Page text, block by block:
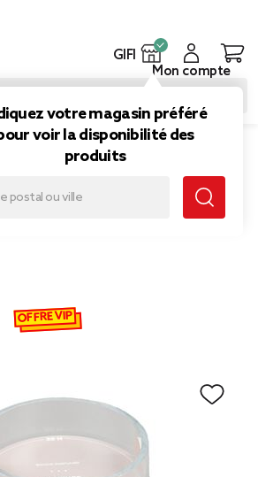
GIFI
votre magasin préféré
voir la disponibilité des
produits
Mon compte
dans
provence
de 6,99 € à 4,89 €
OFFRE VIP